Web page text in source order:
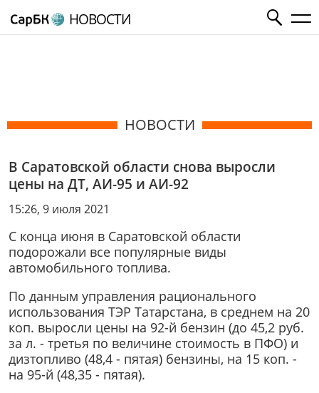
НОВОСТИ
НОВОСТИ
В Саратовской области снова выросли
цены на ДТ, АИ-95 и АИ-92
15:26, 9 июля 2021
С конца июня в Саратовской области
подорожали все популярные виды
автомобильного топлива.
По данным управления рационального
использования ТЭР Татарстана, в среднем на 20
коп. выросли цены на 92-й бензин (до 45,2 руб.
за л. - третья по величине стоимость в ПФО) и
дизтопливо (48,4 - пятая) бензины, на 15 коп. -
на 95-й (48,35 - пятая).